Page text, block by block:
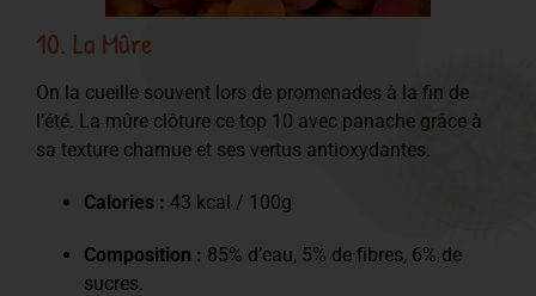
10. La Mûre
On la cueille souvent lors de promenades à la fin de
l’été. La mûre clôture ce top 10 avec panache grâce à
sa texture charnue et ses vertus antioxydantes.
Calories : 43 kcal / 100g
Composition : 85% d’eau, 5% de fibres, 6% de
sucres.